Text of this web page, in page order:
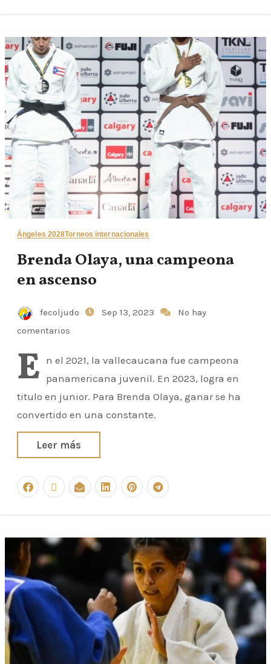
Ángeles 2028Torneos internacionales
Brenda Olaya, una campeona
en ascenso
fecoljudo Sep 13, 2023
No hay
comentarios
E n el 2021, la vallecaucana fue campeona
panamericana juvenil. En 2023, logra en
titulo en junior. Para Brenda Olaya, ganar se ha
convertido en una constante.
Leer más